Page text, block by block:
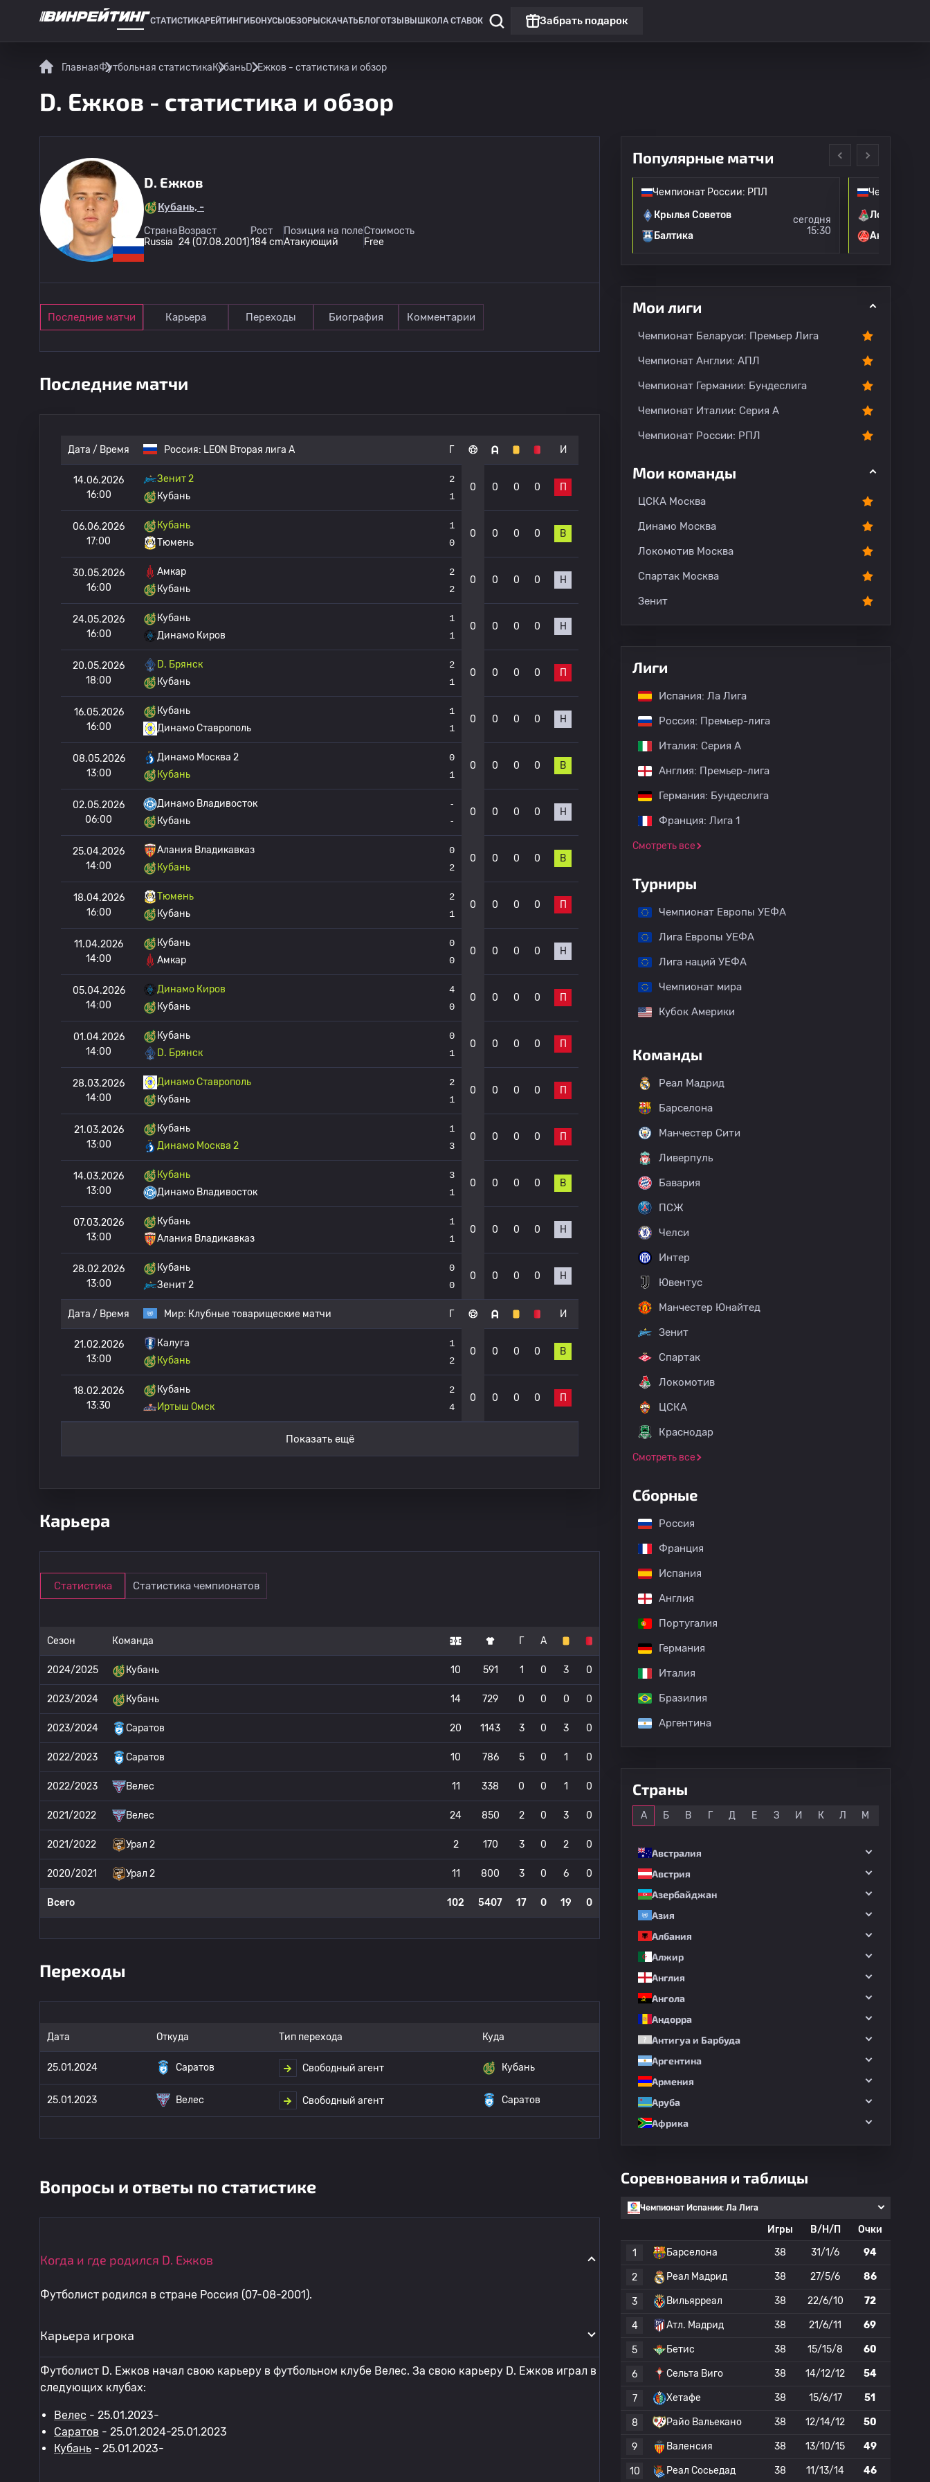
СТАТИСТИКАРЕЙТИНГИ БОНУСЫ ОБЗОРЫ СКАЧАТЬ БЛОГОТЗЫВЫ ШКОЛА СТАВОК Забрать подарок
ГлавнаяФутбольная статистикаКубаньD. Ежков - статистика и обзор
D. Ежков - статистика и обзор
D. Ежков
Кубань, -
Страна
Russia
Возраст
24 (07.08.2001)
Рост
184 cm
Позиция на поле
Атакующий
Стоимость
Free
Последние матчи Карьера Переходы Биография Комментарии
Последние матчи
Дата / Время Россия: LEON Вторая лига А Г И
14.06.2026
16:00
Зенит 2
Кубань
2
1
0 0 0 0 П
06.06.2026
17:00
Кубань
Тюмень
1
0
0 0 0 0 В
30.05.2026
16:00
Амкар
Кубань
2
2
0 0 0 0 Н
24.05.2026
16:00
Кубань
Динамо Киров
1
1
0 0 0 0 Н
20.05.2026
18:00
D. Брянск
Кубань
2
1
0 0 0 0 П
16.05.2026
16:00
Кубань
Динамо Ставрополь
1
1
0 0 0 0 Н
08.05.2026
13:00
Динамо Москва 2
Кубань
0
1
0 0 0 0 В
02.05.2026
06:00
Динамо Владивосток
Кубань
-
-
0 0 0 0 Н
25.04.2026
14:00
Алания Владикавказ
Кубань
0
2
0 0 0 0 В
18.04.2026
16:00
Тюмень
Кубань
2
1
0 0 0 0 П
11.04.2026
14:00
Кубань
Амкар
0
0
0 0 0 0 Н
05.04.2026
14:00
Динамо Киров
Кубань
4
0
0 0 0 0 П
01.04.2026
14:00
Кубань
D. Брянск
0
1
0 0 0 0 П
28.03.2026
14:00
Динамо Ставрополь
Кубань
2
1
0 0 0 0 П
21.03.2026
13:00
Кубань
Динамо Москва 2
1
3
0 0 0 0 П
14.03.2026
13:00
Кубань
Динамо Владивосток
3
1
0 0 0 0 В
07.03.2026
13:00
Кубань
Алания Владикавказ
1
1
0 0 0 0 Н
28.02.2026
13:00
Кубань
Зенит 2
0
0
0 0 0 0 Н
Дата / Время Мир: Клубные товарищеские матчи Г И
21.02.2026
13:00
Калуга
Кубань
1
2
0 0 0 0 В
18.02.2026
13:30
Кубань
Иртыш Омск
2
4
0 0 0 0 П
Показать ещё
Карьера
Статистика Статистика чемпионатов
Сезон Команда Г А
2024/2025 Кубань 10 591 1 0 3 0
2023/2024 Кубань 14 729 0 0 0 0
2023/2024 Саратов 20 1143 3 0 3 0
2022/2023 Саратов 10 786 5 0 1 0
2022/2023 Велес 11 338 0 0 1 0
2021/2022 Велес 24 850 2 0 3 0
2021/2022 Урал 2 2 170 3 0 2 0
2020/2021 Урал 2 11 800 3 0 6 0
Всего 102 5407 17 0 19 0
Переходы
Дата Откуда Тип перехода Куда
25.01.2024 Саратов Свободный агент Кубань
25.01.2023 Велес Свободный агент Саратов
Вопросы и ответы по статистике
Когда и где родился D. Ежков
Футболист родился в стране Россия (07-08-2001).
Карьера игрока
Футболист D. Ежков начал свою карьеру в футбольном клубе Велес. За свою карьеру D. Ежков играл в
следующих клубах:
Велес - 25.01.2023-
Саратов - 25.01.2024-25.01.2023
Кубань - 25.01.2023-
Популярные матчи
Чемпионат России: РПЛ
Крылья Советов
Балтика
сегодня
15:30
Чемпионат
Локомотив
Акрон
Мои лиги
Чемпионат Беларуси: Премьер Лига
Чемпионат Англии: АПЛ
Чемпионат Германии: Бундеслига
Чемпионат Италии: Серия А
Чемпионат России: РПЛ
Мои команды
ЦСКА Москва
Динамо Москва
Локомотив Москва
Спартак Москва
Зенит
Лиги
Испания: Ла Лига
Россия: Премьер-лига
Италия: Серия А
Англия: Премьер-лига
Германия: Бундеслига
Франция: Лига 1
Смотреть все
Турниры
Чемпионат Европы УЕФА
Лига Европы УЕФА
Лига наций УЕФА
Чемпионат мира
Кубок Америки
Команды
Реал Мадрид
Барселона
Манчестер Сити
Ливерпуль
Бавария
ПСЖ
Челси
Интер
Ювентус
Манчестер Юнайтед
Зенит
Спартак
Локомотив
ЦСКА
Краснодар
Смотреть все
Сборные
Россия
Франция
Испания
Англия
Португалия
Германия
Италия
Бразилия
Аргентина
Страны
А Б В Г Д Е З И К Л М
Австралия
Австрия
Азербайджан
Азия
Албания
Алжир
Англия
Ангола
Андорра
Антигуа и Барбуда
Аргентина
Армения
Аруба
Африка
Соревнования и таблицы
Чемпионат Испании: Ла Лига
Игры В/Н/П
Очки
1
Барселона 38 31/1/6 94
2 Реал Мадрид 38 27/5/6 86
3 Вильярреал 38 22/6/10 72
4 Атл. Мадрид 38 21/6/11 69
5 Бетис 38 15/15/8 60
6 Сельта Виго 38 14/12/12 54
7 Хетафе 38 15/6/17 51
8 Райо Вальекано 38 12/14/12 50
9 Валенсия 38 13/10/15 49
10 Реал Сосьедад 38 11/13/14 46